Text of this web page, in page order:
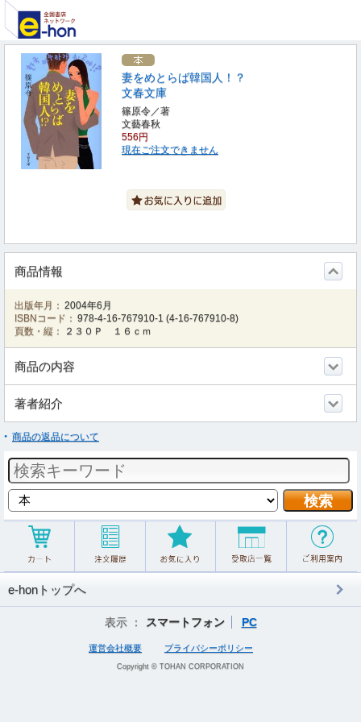
妻をめとらば韓国人！？
文春文庫
篠原令／著
文藝春秋
556円
現在ご注文できません
商品情報
出版年月： 2004年6月
ISBNコード： 978-4-16-767910-1 (4-16-767910-8)
頁数・縦：
２３０Ｐ １６ｃｍ
商品の内容
著者紹介
商品の返品について
e-honトップへ
表示 ： スマートフォン PC
運営会社概要 プライバシーポリシー
Copyright © TOHAN CORPORATION